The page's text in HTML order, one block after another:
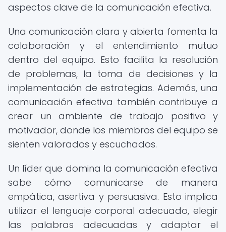
aspectos clave de la comunicación efectiva.
Una comunicación clara y abierta fomenta la
colaboración y el entendimiento mutuo
dentro del equipo. Esto facilita la resolución
de problemas, la toma de decisiones y la
implementación de estrategias. Además, una
comunicación efectiva también contribuye a
crear un ambiente de trabajo positivo y
motivador, donde los miembros del equipo se
sienten valorados y escuchados.
Un líder que domina la comunicación efectiva
sabe cómo comunicarse de manera
empática, asertiva y persuasiva. Esto implica
utilizar el lenguaje corporal adecuado, elegir
las palabras adecuadas y adaptar el